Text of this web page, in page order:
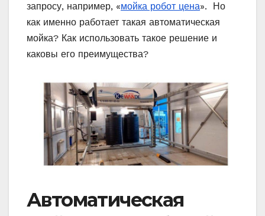
запросу, например, «мойка робот цена». Но
как именно работает такая автоматическая
мойка? Как использовать такое решение и
каковы его преимущества?
Автоматическая